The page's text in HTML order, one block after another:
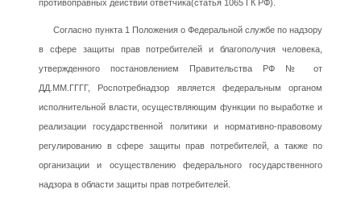
противоправных действий ответчика(статья 1065 ГК РФ).
Согласно пункта 1 Положения о Федеральной службе по надзору
в сфере защиты прав потребителей и благополучия человека,
утвержденного постановлением Правительства РФ № от
ДД.ММ.ГГГГ, Роспотребнадзор является федеральным органом
исполнительной власти, осуществляющим функции по выработке и
реализации государственной политики и нормативно-правовому
регулированию в сфере защиты прав потребителей, а также по
организации и осуществлению федерального государственного
надзора в области защиты прав потребителей.